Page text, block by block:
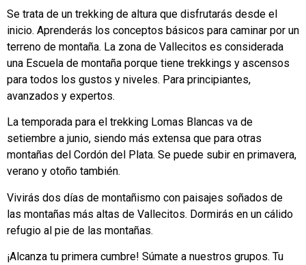
Se trata de un trekking de altura que disfrutarás desde el
inicio. Aprenderás los conceptos básicos para caminar por un
terreno de montaña. La zona de Vallecitos es considerada
una Escuela de montaña porque tiene trekkings y ascensos
para todos los gustos y niveles. Para principiantes,
avanzados y expertos.
La temporada para el trekking Lomas Blancas va de
setiembre a junio, siendo más extensa que para otras
montañas del Cordón del Plata. Se puede subir en primavera,
verano y otoño también.
Vivirás dos días de montañismo con paisajes soñados de
las montañas más altas de Vallecitos. Dormirás en un cálido
refugio al pie de las montañas.
¡Alcanza tu primera cumbre! Súmate a nuestros grupos. Tu